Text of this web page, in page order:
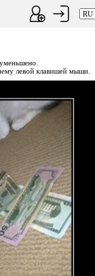
левой клавишей мыши.